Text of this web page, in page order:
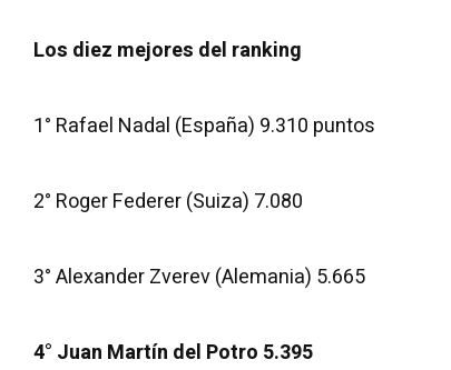
Los diez mejores del ranking
1° Rafael Nadal (España) 9.310 puntos
2° Roger Federer (Suiza) 7.080
3° Alexander Zverev (Alemania) 5.665
4° Juan Martín del Potro 5.395